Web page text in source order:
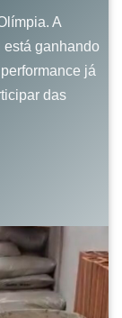
A
está ganhando
já
das